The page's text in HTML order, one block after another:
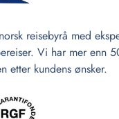
reisebyrå med
Vi har mer enn
etter kundens ønsker.